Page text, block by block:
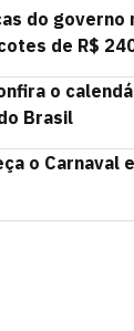
do governo
de R$
o
Brasil
o Carnaval